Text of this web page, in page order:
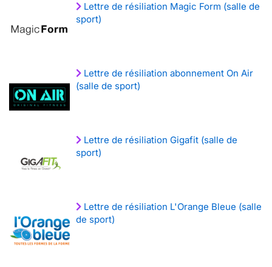
Lettre de résiliation Magic Form (salle de
sport)
Lettre de résiliation abonnement On Air
(salle de sport)
Lettre de résiliation Gigafit (salle de
sport)
Lettre de résiliation L'Orange Bleue (salle
de sport)